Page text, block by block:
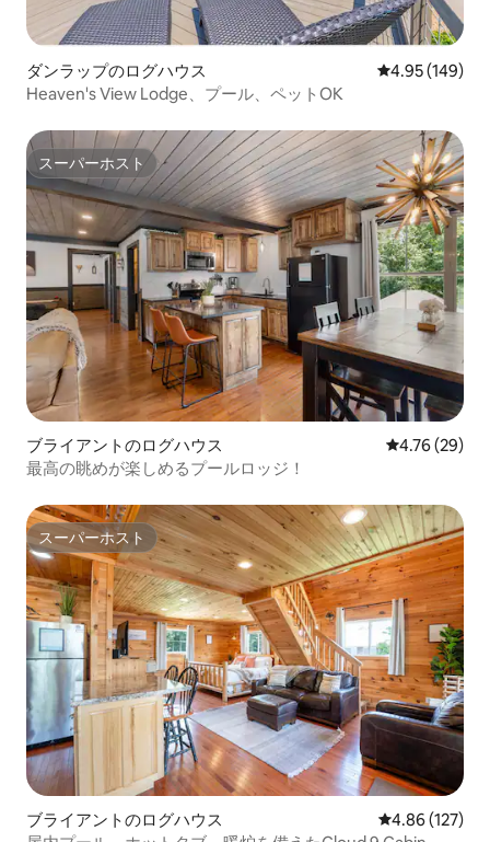
ダンラップのログハウス レビュー149
4.95 (149)
Heaven's View Lodge、プール、ペットOK
スーパーホスト
スーパーホスト
ブライアントのログハウス レビュー29
4.76 (29)
最高の眺めが楽しめるプールロッジ！
スーパーホスト
スーパーホスト
ブライアントのログハウス レビュー127
4.86 (127)